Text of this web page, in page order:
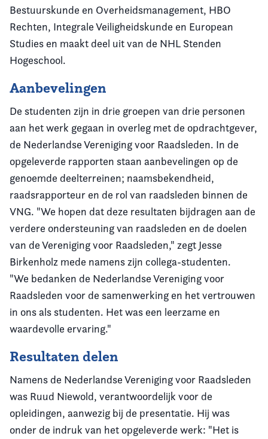
Bestuurskunde en Overheidsmanagement, HBO
Rechten, Integrale Veiligheidskunde en European
Studies en maakt deel uit van de NHL Stenden
Hogeschool.
Aanbevelingen
De studenten zijn in drie groepen van drie personen
aan het werk gegaan in overleg met de opdrachtgever,
de Nederlandse Vereniging voor Raadsleden. In de
opgeleverde rapporten staan aanbevelingen op de
genoemde deelterreinen; naamsbekendheid,
raadsrapporteur en de rol van raadsleden binnen de
VNG. "We hopen dat deze resultaten bijdragen aan de
verdere ondersteuning van raadsleden en de doelen
van de Vereniging voor Raadsleden," zegt Jesse
Birkenholz mede namens zijn collega-studenten.
"We bedanken de Nederlandse Vereniging voor
Raadsleden voor de samenwerking en het vertrouwen
in ons als studenten. Het was een leerzame en
waardevolle ervaring."
Resultaten delen
Namens de Nederlandse Vereniging voor Raadsleden
was Ruud Niewold, verantwoordelijk voor de
opleidingen, aanwezig bij de presentatie. Hij was
onder de indruk van het opgeleverde werk: "Het is